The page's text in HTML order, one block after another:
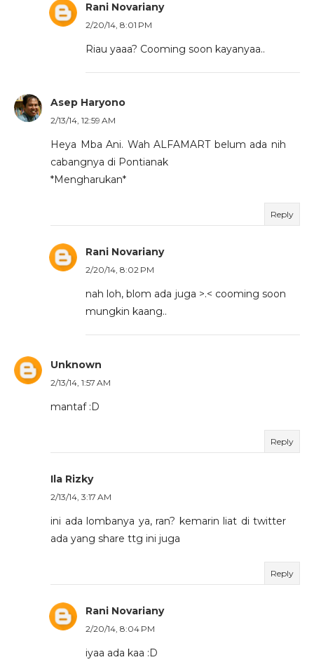
Rani Novariany
2/20/14, 8:01 PM
Riau yaaa? Cooming soon kayanyaa..
Asep Haryono
2/13/14, 12:59 AM
Heya Mba Ani. Wah ALFAMART belum ada nih
cabangnya di Pontianak
*Mengharukan*
Reply
Rani Novariany
2/20/14, 8:02 PM
nah loh, blom ada juga >.< cooming soon
mungkin kaang..
Unknown
2/13/14, 1:57 AM
mantaf :D
Reply
Ila Rizky
2/13/14, 3:17 AM
ini ada lombanya ya, ran? kemarin liat di twitter
ada yang share ttg ini juga
Reply
Rani Novariany
2/20/14, 8:04 PM
iyaa ada kaa :D